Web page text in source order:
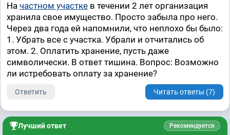
На частном участке в течении 2 лет организация
хранила свое имущество. Просто забыла про него.
Через два года ей напомнили, что неплохо бы было:
1. Убрать все с участка. Убрали и отчитались об
этом. 2. Оплатить хранение, пусть даже
символически. В ответ тишина. Вопрос: Возможно
ли истребовать оплату за хранение?
Ответить Читать ответы (7)
Лучший ответ Рекомендуется